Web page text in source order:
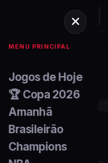
MENU PRINCIPAL
Jogos de Hoje
🏆 Copa 2026
Amanhã
Brasileirão
Champions